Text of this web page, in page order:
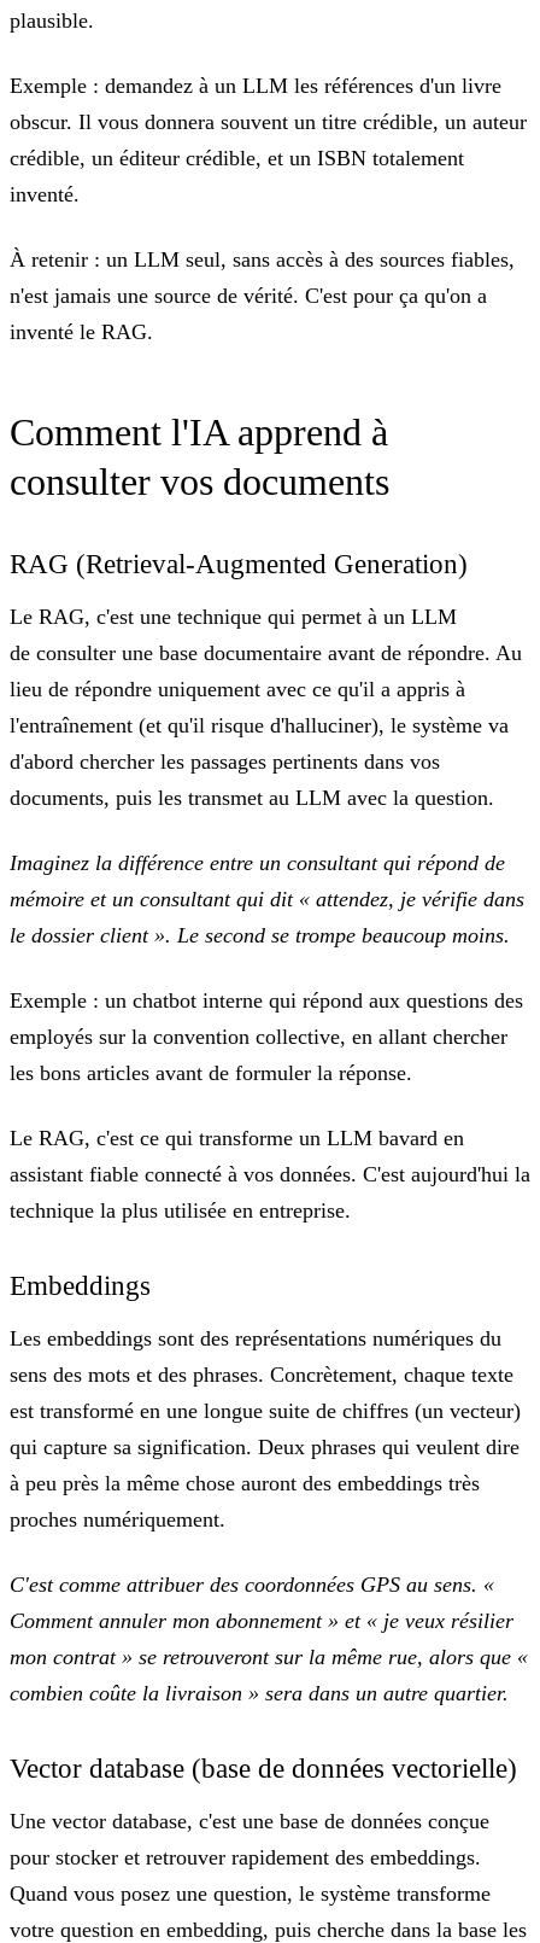
plausible.
Exemple : demandez à un LLM les références d'un livre
obscur. Il vous donnera souvent un titre crédible, un auteur
crédible, un éditeur crédible, et un ISBN totalement
inventé.
À retenir : un LLM seul, sans accès à des sources fiables,
n'est jamais une source de vérité. C'est pour ça qu'on a
inventé le RAG.
Comment l'IA apprend à
consulter vos documents
RAG (Retrieval-Augmented Generation)
Le RAG, c'est une technique qui permet à un LLM
de consulter une base documentaire avant de répondre. Au
lieu de répondre uniquement avec ce qu'il a appris à
l'entraînement (et qu'il risque d'halluciner), le système va
d'abord chercher les passages pertinents dans vos
documents, puis les transmet au LLM avec la question.
Imaginez la différence entre un consultant qui répond de
mémoire et un consultant qui dit « attendez, je vérifie dans
le dossier client ». Le second se trompe beaucoup moins.
Exemple : un chatbot interne qui répond aux questions des
employés sur la convention collective, en allant chercher
les bons articles avant de formuler la réponse.
Le RAG, c'est ce qui transforme un LLM bavard en
assistant fiable connecté à vos données. C'est aujourd'hui la
technique la plus utilisée en entreprise.
Embeddings
Les embeddings sont des représentations numériques du
sens des mots et des phrases. Concrètement, chaque texte
est transformé en une longue suite de chiffres (un vecteur)
qui capture sa signification. Deux phrases qui veulent dire
à peu près la même chose auront des embeddings très
proches numériquement.
C'est comme attribuer des coordonnées GPS au sens. «
Comment annuler mon abonnement » et « je veux résilier
mon contrat » se retrouveront sur la même rue, alors que «
combien coûte la livraison » sera dans un autre quartier.
Vector database (base de données vectorielle)
Une vector database, c'est une base de données conçue
pour stocker et retrouver rapidement des embeddings.
Quand vous posez une question, le système transforme
votre question en embedding, puis cherche dans la base les